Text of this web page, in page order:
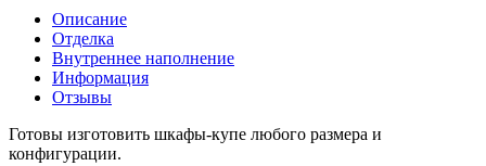
Описание
Отделка
Внутреннее наполнение
Информация
Отзывы
Готовы изготовить шкафы-купе любого размера и
конфигурации.